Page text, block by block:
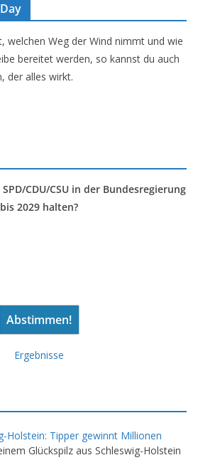
welchen Weg der Wind nimmt und wie
bereitet werden, so kannst du auch
der alles wirkt.
CDU/CSU in der Bundesregierung
bis 2029 halten?
Ergebnisse
Holstein: Tipper gewinnt Millionen
Glückspilz aus Schleswig-Holstein